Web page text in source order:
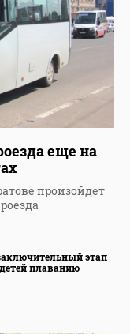
еще на
произойдет
этап
плаванию